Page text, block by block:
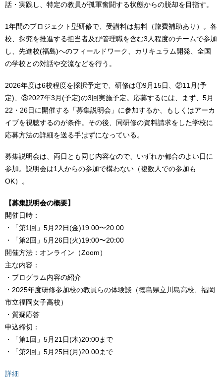
話・実践し、特定の教員が孤軍奮闘する状態からの脱却を目指す。
1年間のプロジェクト型研修で、受講料は無料（旅費補助あり）。各
校、探究を推進する担当者及び管理職を含む3人程度のチームで参加
し、先進校(福島)へのフィールドワーク、カリキュラム開発、全国
の学校との対話や交流などを行う。
2026年度は6校程度を採択予定で、研修は①9月15日、②11月(予
定)、③2027年3月(予定)の3回実施予定。応募するには、まず、5月
22・26日に開催する「募集説明会」に参加するか、もしくはアーカ
イブを視聴するのが条件。その後、同研修の資料請求をした学校に
応募方法の詳細を送る手はずになっている。
募集説明会は、両日とも同じ内容なので、いずれか都合のよい日に
参加。説明会は1人からの参加で構わない（複数人での参加も
OK）。
【募集説明会の概要】
開催日時：
・「第1回」5月22日(金)19:00〜20:00
・「第2回」5月26日(火)19:00〜20:00
開催方法：オンライン（Zoom）
主な内容：
・プログラム内容の紹介
・2025年度研修参加校の教員らの体験談（徳島県立川島高校、福岡
市立福岡女子高校）
・質疑応答
申込締切：
・「第1回」5月21日(木)20:00まで
・「第2回」5月25日(月)20:00まで
詳細